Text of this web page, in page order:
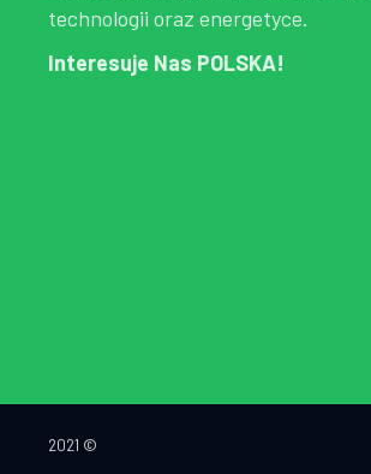
technologii oraz energetyce.
Interesuje Nas POLSKA!
2021 ©